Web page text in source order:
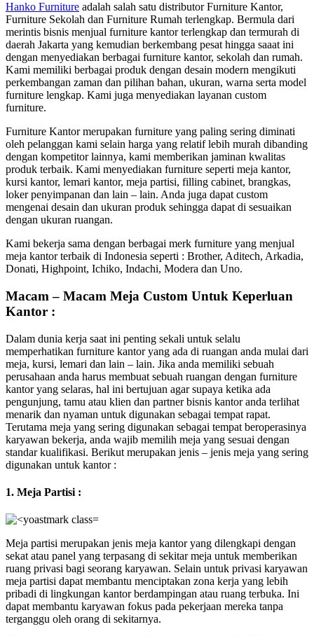
Hanko Furniture adalah salah satu distributor Furniture Kantor,
Furniture Sekolah dan Furniture Rumah terlengkap. Bermula dari
merintis bisnis menjual furniture kantor terlengkap dan termurah di
daerah Jakarta yang kemudian berkembang pesat hingga saaat ini
dengan menyediakan berbagai furniture kantor, sekolah dan rumah.
Kami memiliki berbagai produk dengan desain modern mengikuti
perkembangan zaman dan pilihan bahan, ukuran, warna serta model
furniture lengkap. Kami juga menyediakan layanan custom
furniture.
Furniture Kantor merupakan furniture yang paling sering diminati
oleh pelanggan kami selain harga yang relatif lebih murah dibanding
dengan kompetitor lainnya, kami memberikan jaminan kwalitas
produk terbaik. Kami menyediakan furniture seperti meja kantor,
kursi kantor, lemari kantor, meja partisi, filling cabinet, brangkas,
loker penyimpanan dan lain – lain. Anda juga dapat custom
mengenai desain dan ukuran produk sehingga dapat di sesuaikan
dengan ukuran ruangan.
Kami bekerja sama dengan berbagai merk furniture yang menjual
meja kantor terbaik di Indonesia seperti : Brother, Aditech, Arkadia,
Donati, Highpoint, Ichiko, Indachi, Modera dan Uno.
Macam – Macam Meja Custom Untuk Keperluan
Kantor :
Dalam dunia kerja saat ini penting sekali untuk selalu
memperhatikan furniture kantor yang ada di ruangan anda mulai dari
meja, kursi, lemari dan lain – lain. Jika anda memiliki sebuah
perusahaan anda harus membuat sebuah ruangan dengan furniture
kantor yang selaras, hal ini bertujuan agar supaya ketika ada
pengunjung, tamu atau klien dan partner bisnis kantor anda terlihat
menarik dan nyaman untuk digunakan sebagai tempat rapat.
Terutama meja yang sering digunakan sebagai tempat beroperasinya
karyawan bekerja, anda wajib memilih meja yang sesuai dengan
standar kualifikasi. Berikut merupakan jenis – jenis meja yang sering
digunakan untuk kantor :
1. Meja Partisi :
Meja partisi merupakan jenis meja kantor yang dilengkapi dengan
sekat atau panel yang terpasang di sekitar meja untuk memberikan
ruang privasi bagi seorang karyawan. Selain untuk privasi karyawan
meja partisi dapat membantu menciptakan zona kerja yang lebih
pribadi di lingkungan kantor berdampingan atau ruang terbuka. Ini
dapat membantu karyawan fokus pada pekerjaan mereka tanpa
terganggu oleh orang di sekitarnya.